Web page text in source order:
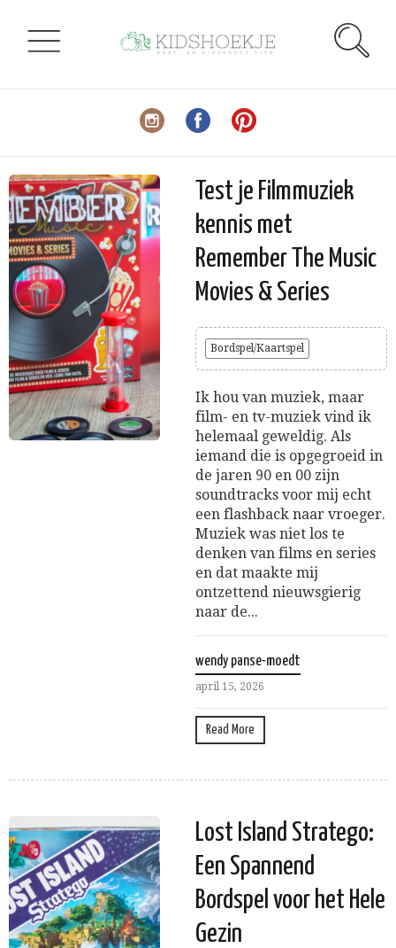
Test je Filmmuziek
kennis met
Remember The Music
Movies & Series
Bordspel/Kaartspel
Ik hou van muziek, maar
film- en tv-muziek vind ik
helemaal geweldig. Als
iemand die is opgegroeid in
de jaren 90 en 00 zijn
soundtracks voor mij echt
een flashback naar vroeger.
Muziek was niet los te
denken van films en series
en dat maakte mij
ontzettend nieuwsgierig
naar de...
wendy panse-moedt
april 15, 2026
Read More
Lost Island Stratego:
Een Spannend
Bordspel voor het Hele
Gezin